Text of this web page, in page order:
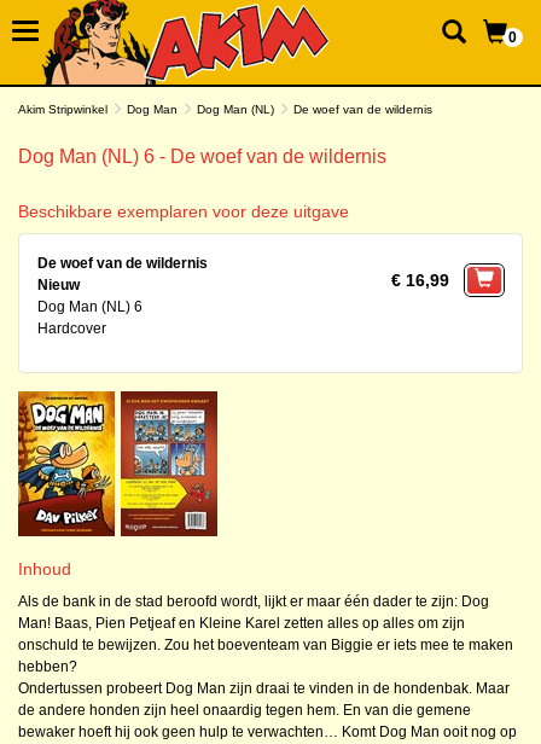
0
Akim Stripwinkel Dog Man Dog Man (NL) De woef van de wildernis
Dog Man (NL) 6 - De woef van de wildernis
Beschikbare exemplaren voor deze uitgave
De woef van de wildernis
Nieuw
Dog Man (NL) 6
Hardcover
€ 16,99
Inhoud
Als de bank in de stad beroofd wordt, lijkt er maar één dader te zijn: Dog
Man! Baas, Pien Petjeaf en Kleine Karel zetten alles op alles om zijn
onschuld te bewijzen. Zou het boeventeam van Biggie er iets mee te maken
hebben?
Ondertussen probeert Dog Man zijn draai te vinden in de hondenbak. Maar
de andere honden zijn heel onaardig tegen hem. En van die gemene
bewaker hoeft hij ook geen hulp te verwachten… Komt Dog Man ooit nog op